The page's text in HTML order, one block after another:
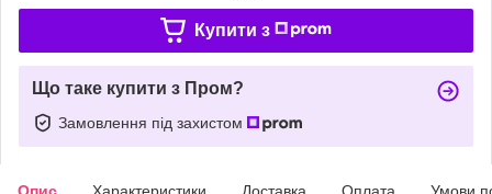
Купити з
Що таке купити з Пром?
Замовлення під захистом
Опис Характеристики Доставка Оплата Умови